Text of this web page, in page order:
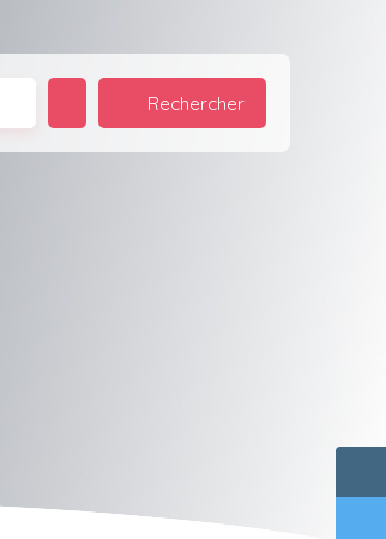
Rechercher